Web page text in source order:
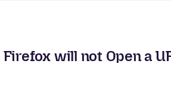
Firefox will not Open a